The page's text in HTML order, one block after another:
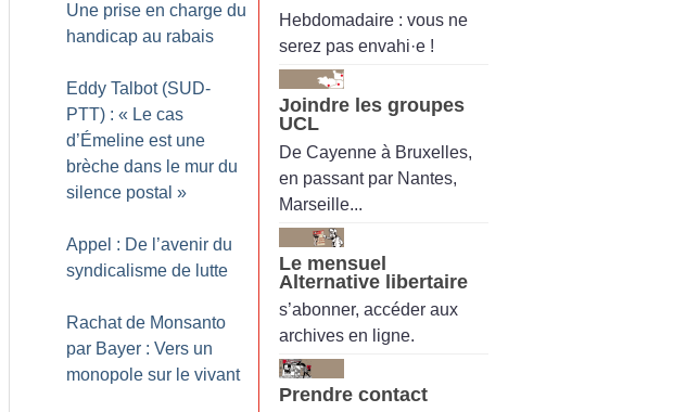
Une prise en charge du
handicap au rabais
Eddy Talbot (SUD-
PTT) : « Le cas
d’Émeline est une
brèche dans le mur du
silence postal »
Appel : De l’avenir du
syndicalisme de lutte
Rachat de Monsanto
par Bayer : Vers un
monopole sur le vivant
Hebdomadaire : vous ne
serez pas envahi·e !
Joindre les groupes
UCL
De Cayenne à Bruxelles,
en passant par Nantes,
Marseille...
Le mensuel
Alternative libertaire
s’abonner, accéder aux
archives en ligne.
Prendre contact